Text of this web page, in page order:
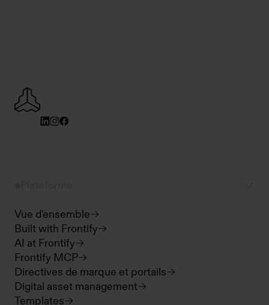
Vue d'ensemble
Built with Frontify
AI at Frontify
Frontify MCP
Directives de marque et portails
Digital asset management
Templates